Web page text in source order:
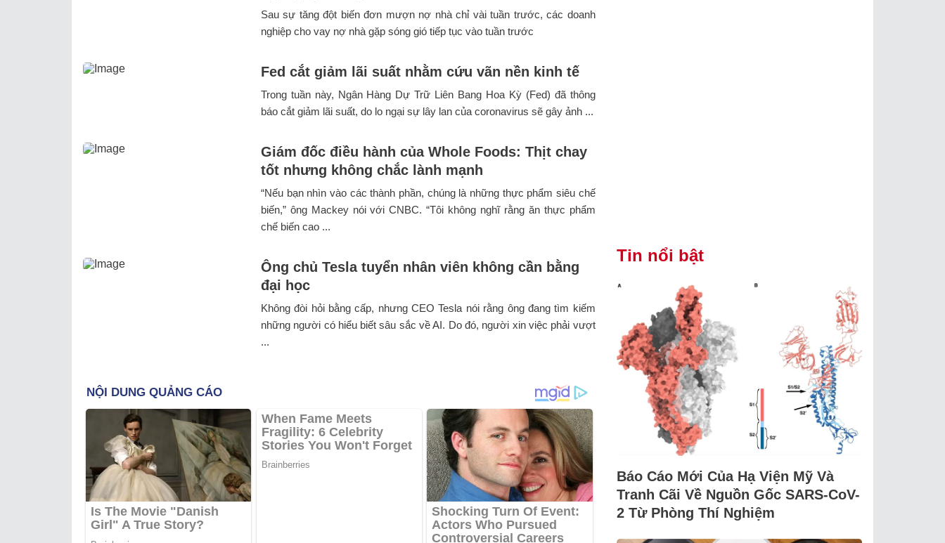
Sau sự tăng đột biến đơn mượn nợ nhà chỉ vài tuần trước, các doanh
nghiệp cho vay nợ nhà gặp sóng gió tiếp tục vào tuần trước
Fed cắt giảm lãi suất nhằm cứu vãn nền kinh tế
Trong tuần này, Ngân Hàng Dự Trữ Liên Bang Hoa Kỳ (Fed) đã thông
báo cắt giảm lãi suất, do lo ngại sự lây lan của coronavirus sẽ gây ảnh ...
Giám đốc điều hành của Whole Foods: Thịt chay
tốt nhưng không chắc lành mạnh
“Nếu bạn nhìn vào các thành phần, chúng là những thực phẩm siêu chế
biến,” ông Mackey nói với CNBC. “Tôi không nghĩ rằng ăn thực phẩm
chế biến cao ...
Ông chủ Tesla tuyển nhân viên không cần bằng
đại học
Không đòi hỏi bằng cấp, nhưng CEO Tesla nói rằng ông đang tìm kiếm
những người có hiểu biết sâu sắc về AI. Do đó, người xin việc phải vượt
...
Tin nổi bật
Báo Cáo Mới Của Hạ Viện Mỹ Và
Tranh Cãi Về Nguồn Gốc SARS-CoV-
2 Từ Phòng Thí Nghiệm